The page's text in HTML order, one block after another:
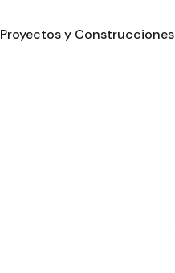
Proyectos y Construcciones